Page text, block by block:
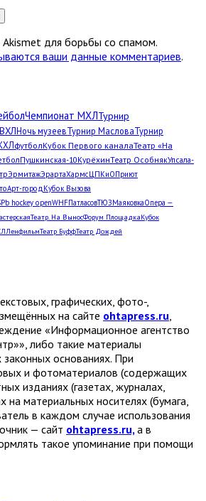
Akismet для борьбы со спамом.
ваши данные комментариев.
Чемпионат МХЛТурнир
Ночь музеевТурнир МасловаТурнир
футболКубок Первого каналаТеатр «На
Пушкинская-10КурёхинТеатр ОсобнякУпсала-
ЭрмитажЭрартаХармсЦПКиОПриют
Арт-город Кубок Вызова
hockey openWHFПатласовТЮЗМаяковкаОпера —
Театр. На ВыносФорум ПлощадкаКубок
ЛенфильмТеатр БуффТеатр Дождей
графических, фото-,
на сайте ohtapress.ru,
«Информационное агентство
либо такие материалы
основаниях. При
и фотоматериалов (содержащих
изданиях (газетах, журналах,
на материальных носителях (бумага,
в каждом случае использования
— сайт ohtapress.ru, а в
такое упоминание при помощи